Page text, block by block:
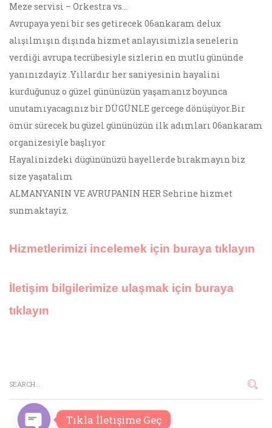
Meze servisi – Orkestra vs…
Avrupaya yeni bir ses getirecek 06ankaram delux
alışılmışın dışında hizmet anlayısimizla senelerin
verdiği avrupa tecrübesiyle sizlerin en mutlu gününde
yanınızdayiz .Yıllardır her saniyesinin hayalini
kurduğunuz o güzel gününüzün yaşamanız boyunca
unutamıyacagınız bir DÜGÜNLE gercege dönüşüyor.Bir
ömür sürecek bu güzel gününüzün ilk adımları 06ankaram
organizesiyle başlıyor
Hayalinizdeki dügününüzü hayellerde bırakmayın biz
size yaşatalım
ALMANYANIN VE AVRUPANIN HER Sehrine hizmet
sunmaktayiz.
Hizmetlerimizi incelemek için buraya tıklayın
İletişim bilgilerimize ulaşmak için buraya
tıklayın
Tıkla İletişime Geç